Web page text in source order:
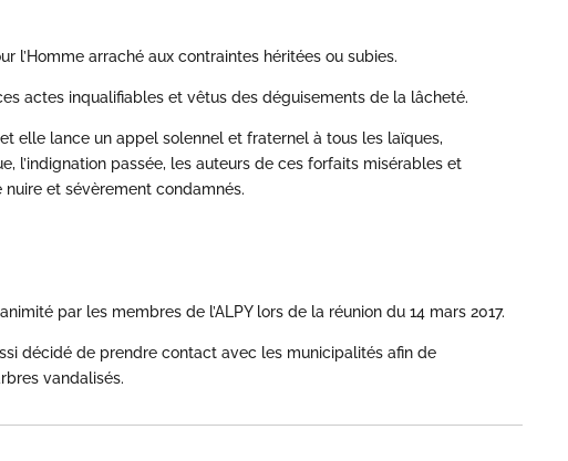
l’Homme arraché aux contraintes héritées ou subies.
actes inqualifiables et vêtus des déguisements de la lâcheté.
et elle lance un appel solennel et fraternel à tous les laïques,
l’indignation passée, les auteurs de ces forfaits misérables et
nuire et sévèrement condamnés.
par les membres de l’ALPY lors de la réunion du 14 mars 2017.
décidé de prendre contact avec les municipalités afin de
vandalisés.